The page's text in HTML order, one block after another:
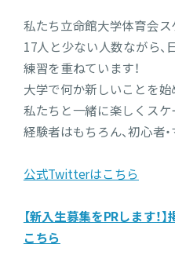
私たち立命館大学体育会ス
17人と少ない人数ながら
練習を重ねています！
大学で何か新しいことを始
私たちと一緒に楽しくス
経験者はもちろん、初心者
公式Twitterはこちら
【新入生募集をPRします！
こちら